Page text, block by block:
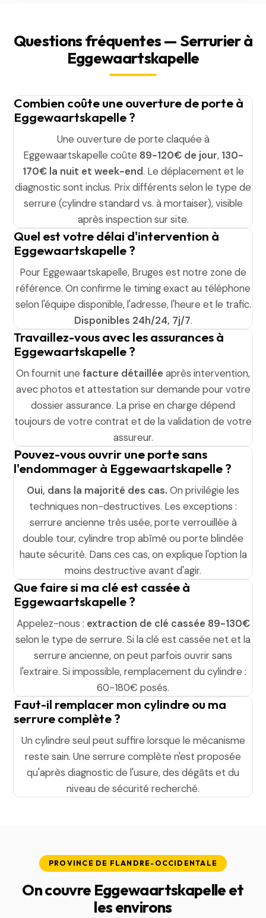
Questions fréquentes — Serrurier à
Eggewaartskapelle
Combien coûte une ouverture de porte à
Eggewaartskapelle ?
Une ouverture de porte claquée à
Eggewaartskapelle coûte 89-120€ de jour, 130-
170€ la nuit et week-end. Le déplacement et le
diagnostic sont inclus. Prix différents selon le type de
serrure (cylindre standard vs. à mortaiser), visible
après inspection sur site.
Quel est votre délai d'intervention à
Eggewaartskapelle ?
Pour Eggewaartskapelle, Bruges est notre zone de
référence. On confirme le timing exact au téléphone
selon l'équipe disponible, l'adresse, l'heure et le trafic.
Disponibles 24h/24, 7j/7.
Travaillez-vous avec les assurances à
Eggewaartskapelle ?
On fournit une facture détaillée après intervention,
avec photos et attestation sur demande pour votre
dossier assurance. La prise en charge dépend
toujours de votre contrat et de la validation de votre
assureur.
Pouvez-vous ouvrir une porte sans
l'endommager à Eggewaartskapelle ?
Oui, dans la majorité des cas. On privilégie les
techniques non-destructives. Les exceptions :
serrure ancienne très usée, porte verrouillée à
double tour, cylindre trop abîmé ou porte blindée
haute sécurité. Dans ces cas, on explique l'option la
moins destructive avant d'agir.
Que faire si ma clé est cassée à
Eggewaartskapelle ?
Appelez-nous : extraction de clé cassée 89-130€
selon le type de serrure. Si la clé est cassée net et la
serrure ancienne, on peut parfois ouvrir sans
l'extraire. Si impossible, remplacement du cylindre :
60-180€ posés.
Faut-il remplacer mon cylindre ou ma
serrure complète ?
Un cylindre seul peut suffire lorsque le mécanisme
reste sain. Une serrure complète n'est proposée
qu'après diagnostic de l'usure, des dégâts et du
niveau de sécurité recherché.
PROVINCE DE FLANDRE-OCCIDENTALE
On couvre Eggewaartskapelle et
les environs